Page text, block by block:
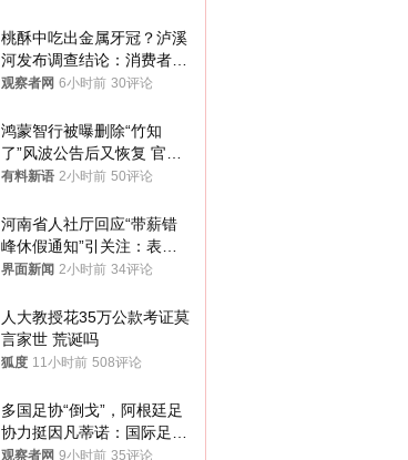
桃酥中吃出金属牙冠？泸溪
河发布调查结论：消费者已
澄清，所发视频情况不属实
观察者网 6小时前 30评论
鸿蒙智行被曝删除“竹知
了”风波公告后又恢复 官媒
曾力挺：劝华为要大度的，
有料新语 2小时前 50评论
河南省人社厅回应“带薪错
峰休假通知”引关注：表述
不够准确，待修改后印发
界面新闻 2小时前 34评论
人大教授花35万公款考证莫
言家世 荒诞吗
狐度 11小时前 508评论
多国足协“倒戈”，阿根廷足
协力挺因凡蒂诺：国际足联
今后应继续在其领导下前行
观察者网 9小时前 35评论